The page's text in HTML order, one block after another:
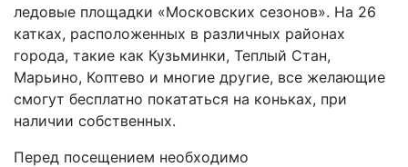
ледовые площадки «Московских сезонов». На 26
катках, расположенных в различных районах
города, такие как Кузьминки, Теплый Стан,
Марьино, Коптево и многие другие, все желающие
смогут бесплатно покататься на коньках, при
наличии собственных.
Перед посещением необходимо